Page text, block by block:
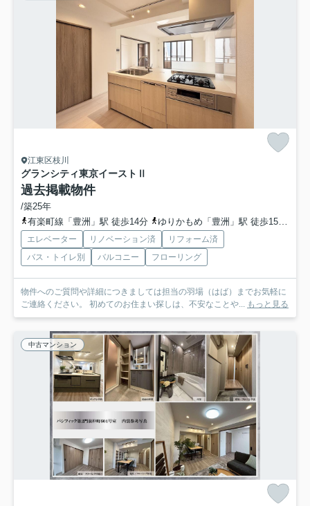
江東区枝川
グランシティ東京イーストⅡ
過去掲載物件
/築25年
有楽町線「豊洲」駅 徒歩14分
ゆりかもめ「豊洲」駅 徒歩15分
エレベーター リノベーション済
リフォーム済
バス・トイレ別
バルコニー フローリング
物件へのご質問や詳細につきましては担当の羽場（はば）までお気軽に
ご連絡ください。 初めてのお住まい探しは、不安なことや... もっと見る
中古マンション